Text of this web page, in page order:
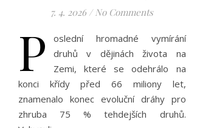
7. 4. 2026 / No Comments
P
oslední hromadné vymírání
druhů v dějinách života na
Zemi, které se odehrálo na
konci křídy před 66 miliony let,
znamenalo konec evoluční dráhy pro
zhruba 75 % tehdejších druhů.